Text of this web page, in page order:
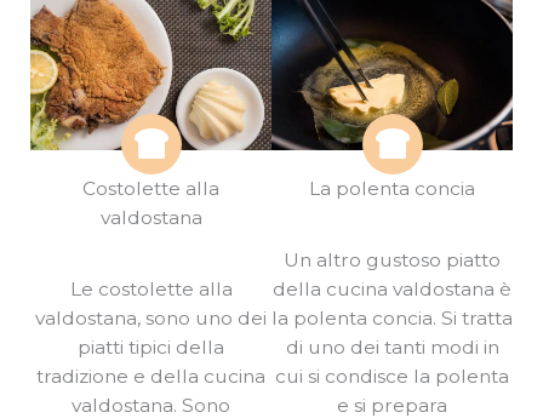
Costolette alla
valdostana
Le costolette alla
valdostana, sono uno dei
piatti tipici della
tradizione e della cucina
valdostana. Sono
La polenta concia
Un altro gustoso piatto
della cucina valdostana è
la polenta concia. Si tratta
di uno dei tanti modi in
cui si condisce la polenta
e si prepara